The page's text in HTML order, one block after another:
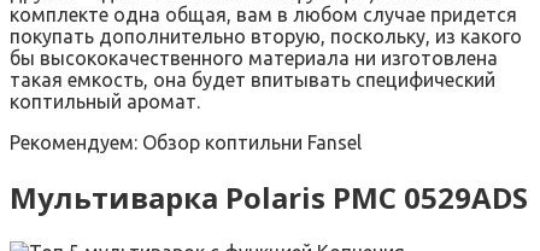
комплекте одна общая, вам в любом случае придется
покупать дополнительно вторую, поскольку, из какого
бы высококачественного материала ни изготовлена
такая емкость, она будет впитывать специфический
коптильный аромат.
Рекомендуем: Обзор коптильни Fansel
Мультиварка Polaris PMC 0529ADS